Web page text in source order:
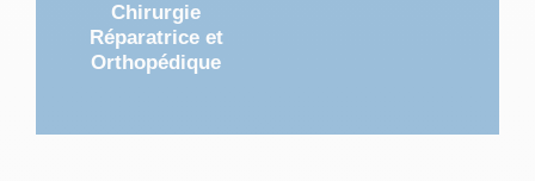
Chirurgie
Réparatrice et
Orthopédique